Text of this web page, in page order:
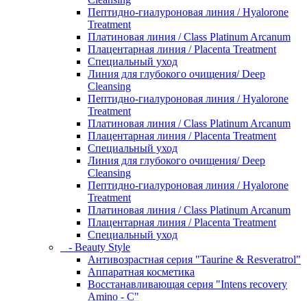
Пептидно-гиалуроновая линия / Hyalorone
Treatment
Платиновая линия / Class Platinum Arcanum
Плацентарная линия / Placenta Treatment
Специальный уход
Линия для глубокого очищения/ Deep
Cleansing
Пептидно-гиалуроновая линия / Hyalorone
Treatment
Платиновая линия / Class Platinum Arcanum
Плацентарная линия / Placenta Treatment
Специальный уход
Линия для глубокого очищения/ Deep
Cleansing
Пептидно-гиалуроновая линия / Hyalorone
Treatment
Платиновая линия / Class Platinum Arcanum
Плацентарная линия / Placenta Treatment
Специальный уход
- Beauty Style
Антивозрастная серия "Taurine & Resveratrol"
Аппаратная косметика
Восстанавливающая серия "Intens recovery
Amino - C"